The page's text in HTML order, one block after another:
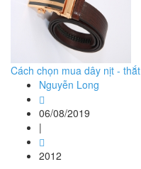
Cách chọn mua dây nịt -
Nguyễn Long
06/08/2019
|
2012